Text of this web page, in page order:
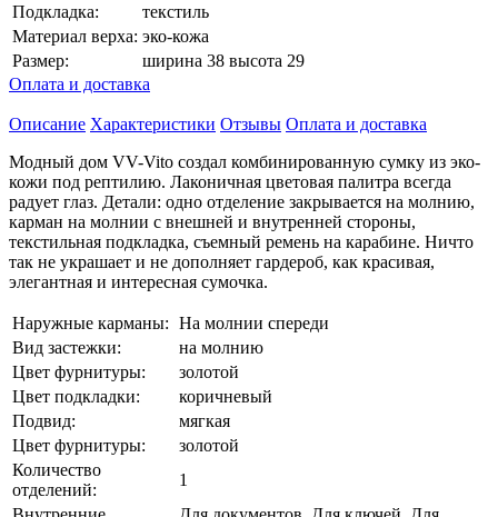
Подкладка:
текстиль
Материал верха: эко-кожа
Размер:
ширина 38 высота 29
Оплата и доставка
Описание Характеристики Отзывы Оплата и доставка
Модный дом VV-Vito создал комбинированную сумку из эко-
кожи под рептилию. Лаконичная цветовая палитра всегда
радует глаз. Детали: одно отделение закрывается на молнию,
карман на молнии с внешней и внутренней стороны,
текстильная подкладка, съемный ремень на карабине. Ничто
так не украшает и не дополняет гардероб, как красивая,
элегантная и интересная сумочка.
Наружные карманы: На молнии спереди
Вид застежки:
на молнию
Цвет фурнитуры:
золотой
Цвет подкладки:
коричневый
Подвид:
мягкая
Цвет фурнитуры:
золотой
Количество
отделений:
1